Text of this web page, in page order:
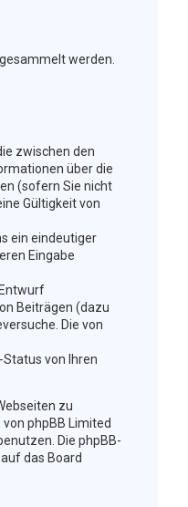
werden.
zwischen den
über die
(sofern Sie nicht
Gültigkeit von
ein eindeutiger
Eingabe
Beiträgen (dazu
Die von
von Ihren
zu
phpBB Limited
Die phpBB-
das Board